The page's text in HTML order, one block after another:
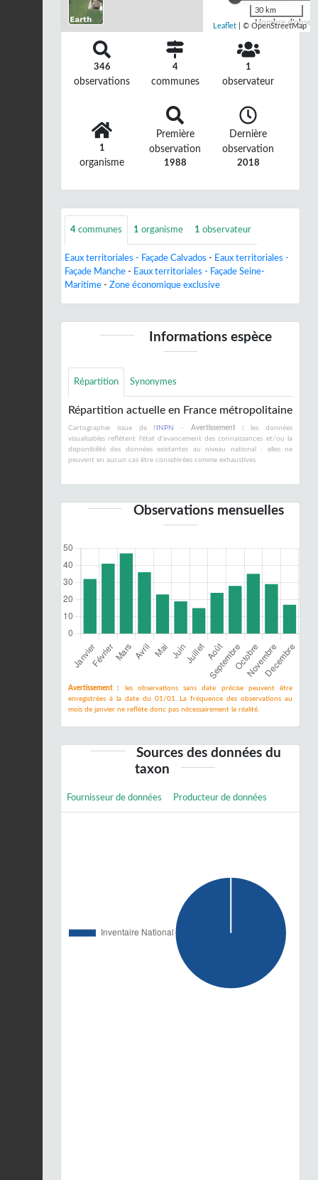
Nombre
30 km
Leaflet | © OpenStreetMap
346
observations
4
communes
1
observateur
1
organisme
Première
observation
1988
Dernière
observation
2018
4 communes 1 organisme 1 observateur
Eaux territoriales - Façade Calvados - Eaux territoriales -
Façade Manche - Eaux territoriales - Façade Seine-
Maritime - Zone économique exclusive
Informations espèce
Répartition Synonymes
Répartition actuelle en France métropolitaine
Cartographie issue de l' INPN - Avertissement : les données
visualisables reflètent l'état d'avancement des connaissances et/ou la
disponibilité des données existantes au niveau national : elles ne
peuvent en aucun cas être considérées comme exhaustives.
Observations mensuelles
Avertissement :
les observations sans date précise peuvent être
enregistrées à la date du 01/01. La fréquence des observations au
mois de janvier ne reflète donc pas nécessairement la réalité.
Sources des données du
taxon
Fournisseur de données Producteur de données